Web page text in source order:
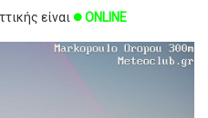
είναι brightness_1 ONLINE